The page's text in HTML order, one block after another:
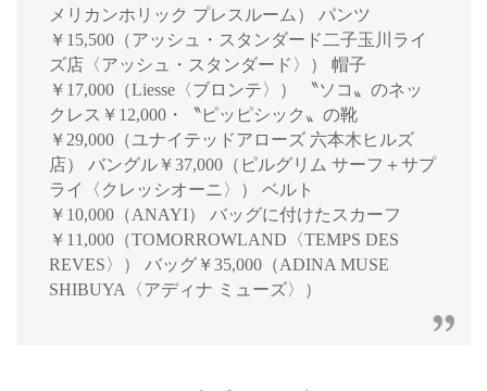
メリカンホリック プレスルーム） パンツ
￥15,500（アッシュ・スタンダード二子玉川ライ
ズ店〈アッシュ・スタンダード〉） 帽子
￥17,000（Liesse〈ブロンテ〉） 〝ソコ〟のネッ
クレス￥12,000・〝ピッピシック〟の靴
￥29,000（ユナイテッドアローズ 六本木ヒルズ
店） バングル￥37,000（ピルグリム サーフ＋サプ
ライ〈クレッシオーニ〉） ベルト
￥10,000（ANAYI） バッグに付けたスカーフ
￥11,000（TOMORROWLAND〈TEMPS DES
REVES〉） バッグ￥35,000（ADINA MUSE
SHIBUYA〈アディナ ミューズ〉）